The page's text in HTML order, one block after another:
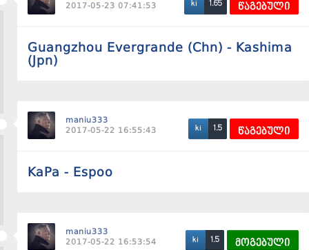
2017-05-23 07:41:53
ki 1.65 წაგებული
Guangzhou Evergrande (Chn) - Kashima
(Jpn)
maniu333
2017-05-22 16:55:43
ki 1.5 წაგებული
KaPa - Espoo
maniu333
2017-05-22 16:53:54
ki 1.5 მოგებული